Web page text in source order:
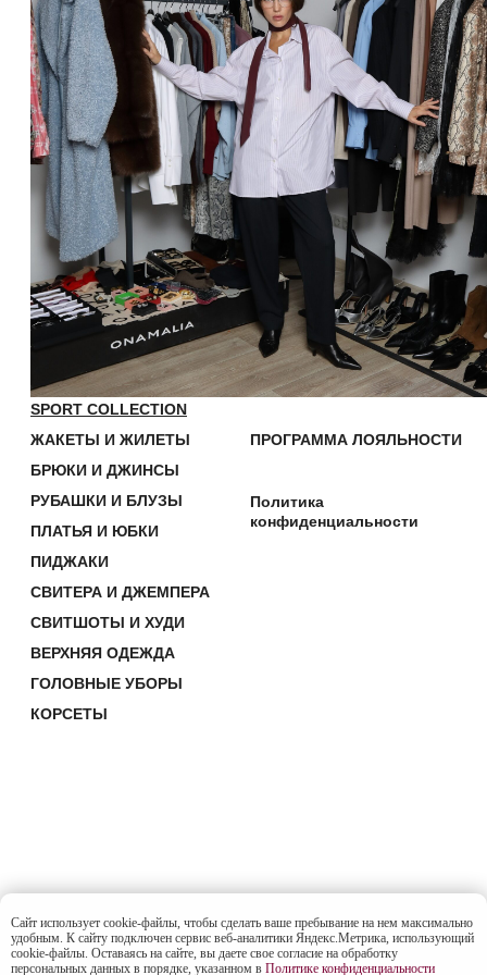
Сайт использует cookie-файлы, чтобы сделать ваше пребывание на нем максимально
удобным. К cайту подключен сервис веб-аналитики Яндекс.Метрика, использующий
cookie-файлы. Оставаясь на сайте, вы даете свое согласие на обработку
персональных данных в порядке, указанном в Политике конфиденциальности